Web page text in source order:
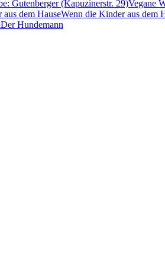
Vegane
Wenn die Kinder aus dem
Der Hundemann